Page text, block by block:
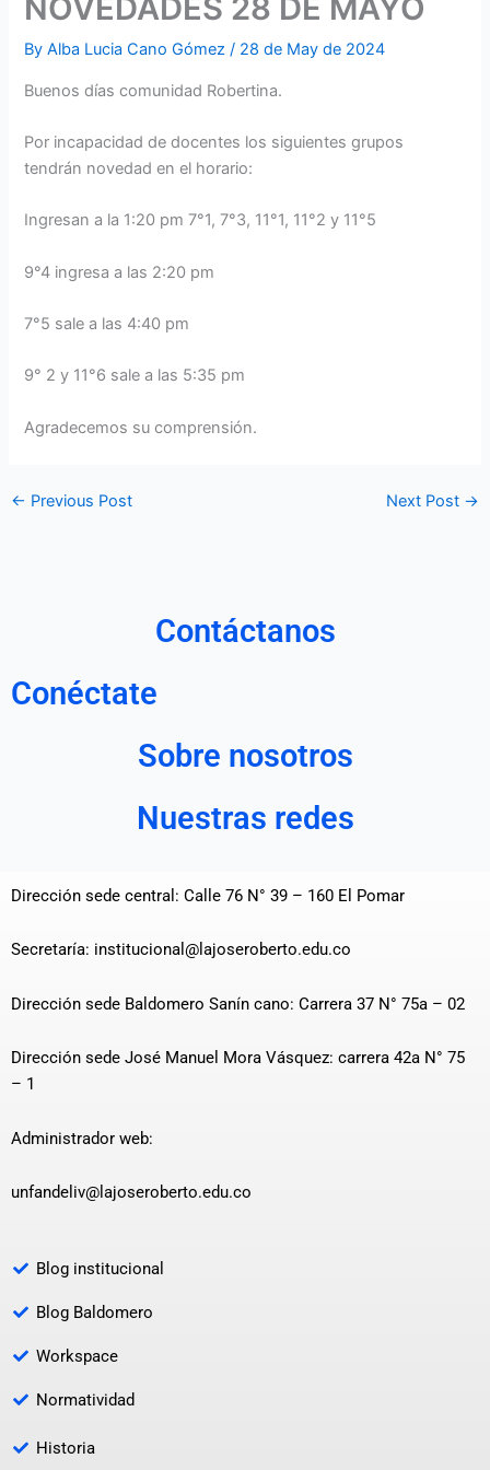
NOVEDADES 28 DE MAYO
ByAlba Lucia Cano Gómez/ 28 de May de 2024
Buenos días comunidad Robertina.
Por incapacidad de docentes los siguientes grupos
tendrán novedad en el horario:
Ingresan a la 1:20 pm 7°1, 7°3, 11°1, 11°2 y 11°5
9°4 ingresa a las 2:20 pm
7°5 sale a las 4:40 pm
9° 2 y 11°6 sale a las 5:35 pm
Agradecemos su comprensión.
← Previous Post Next Post →
Contáctanos
Conéctate
Sobre nosotros
Nuestras redes
Dirección sede central: Calle 76 N° 39 – 160 El Pomar
Secretaría: institucional@lajoseroberto.edu.co
Dirección sede Baldomero Sanín cano: Carrera 37 N° 75a – 02
Dirección sede José Manuel Mora Vásquez: carrera 42a N° 75
– 1
Administrador web:
unfandeliv@lajoseroberto.edu.co
Blog institucional
Blog Baldomero
Workspace
Normatividad
Historia